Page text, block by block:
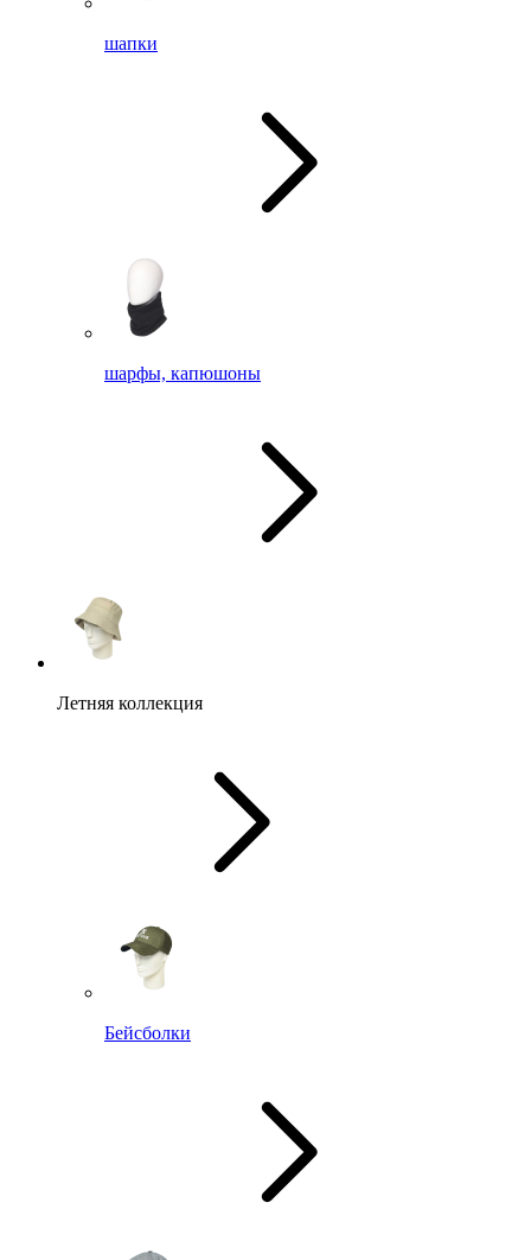
шапки
шарфы, капюшоны
Летняя коллекция
Бейсболки